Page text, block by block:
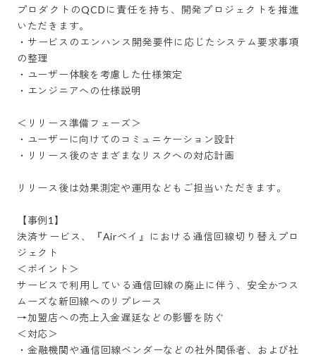
プロダクトのQCDに責任を持ち、開発プロジェクトを推進
いただきます。
・サービスのエンハンス開発要件に応じたシステム要求事項
の整理
・ユーザー体験を考慮した仕様策定
・エンジニアへの仕様説明
＜リリース準備フェーズ＞
・ユーザーに向けてのコミュニケーション設計
・リリース後のさまざまなリスクへの対応計画
リリース後は効果測定や運用などもご担当いただきます。
【事例1】
決済サービス、『Airペイ』における通信回線切り替えプロ
ジェクト
＜ポイント＞
サービスで利用している通信回線の廃止に伴う、安全かつス
ムーズな新回線へのリプレース
→加盟店への売上入金遅延などの影響を防ぐ
＜対応＞
・金融機関や通信回線ベンダーなどの社外関係者、および社